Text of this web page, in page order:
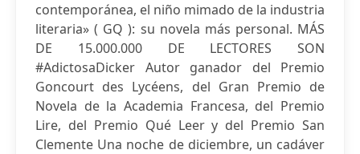
contemporánea, el niño mimado de la industria
literaria» ( GQ ): su novela más personal. MÁS
DE 15.000.000 DE LECTORES SON
#AdictosaDicker Autor ganador del Premio
Goncourt des Lycéens, del Gran Premio de
Novela de la Academia Francesa, del Premio
Lire, del Premio Qué Leer y del Premio San
Clemente Una noche de diciembre, un cadáver